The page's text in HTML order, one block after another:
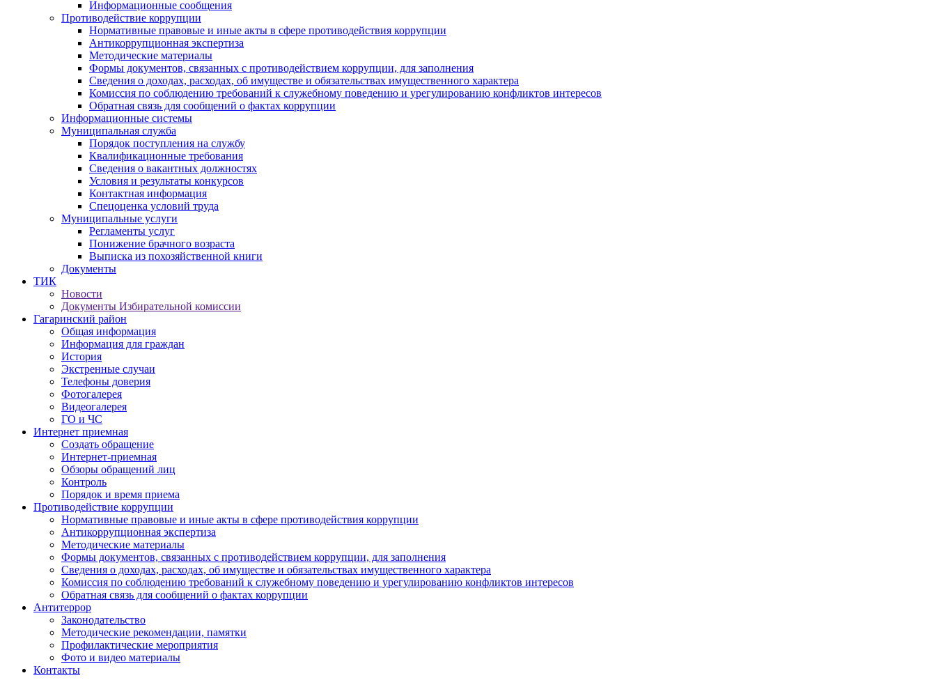
Информационные сообщения
Противодействие коррупции
Нормативные правовые и иные акты в сфере противодействия коррупции
Антикоррупционная экспертиза
Методические материалы
Формы документов, связанных с противодействием коррупции, для заполнения
Сведения о доходах, расходах, об имуществе и обязательствах имущественного характера
Комиссия по соблюдению требований к служебному поведению и урегулированию конфликтов интересов
Обратная связь для сообщений о фактах коррупции
Информационные системы
Муниципальная служба
Порядок поступления на службу
Квалификационные требования
Сведения о вакантных должностях
Условия и результаты конкурсов
Контактная информация
Спецоценка условий труда
Муниципальные услуги
Регламенты услуг
Понижение брачного возраста
Выписка из похозяйственной книги
Документы
ТИК
Новости
Документы Избирательной комиссии
Гагаринский район
Общая информация
Информация для граждан
История
Экстренные случаи
Телефоны доверия
Фотогалерея
Видеогалерея
ГО и ЧС
Интернет приемная
Создать обращение
Интернет-приемная
Обзоры обращений лиц
Контроль
Порядок и время приема
Противодействие коррупции
Нормативные правовые и иные акты в сфере противодействия коррупции
Антикоррупционная экспертиза
Методические материалы
Формы документов, связанных с противодействием коррупции, для заполнения
Сведения о доходах, расходах, об имуществе и обязательствах имущественного характера
Комиссия по соблюдению требований к служебному поведению и урегулированию конфликтов интересов
Обратная связь для сообщений о фактах коррупции
Антитеррор
Законодательство
Методические рекомендации, памятки
Профилактические мероприятия
Фото и видео материалы
Контакты